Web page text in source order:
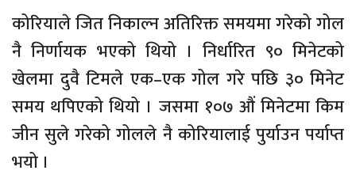
कोरियाले जित निकाल्न अतिरिक्त समयमा गरेको गोल
नै निर्णायक भएको थियो । निर्धारित ९० मिनेटको
खेलमा दुवै टिमले एक–एक गोल गरे पछि ३० मिनेट
समय थपिएको थियो । जसमा १०७ औं मिनेटमा किम
जीन सुले गरेको गोलले नै कोरियालाई पुर्याउन पर्याप्त
भयो ।